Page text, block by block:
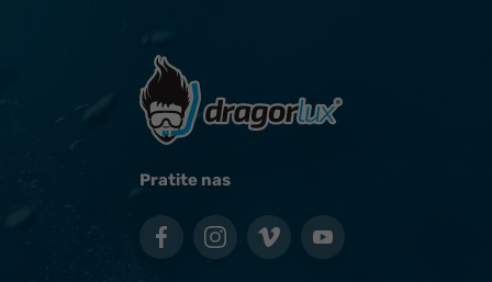
Pratite nas